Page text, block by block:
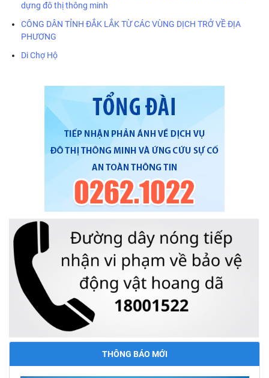
dựng đô thị thông minh
CÔNG DÂN TỈNH ĐẮK LẮK TỪ CÁC VÙNG DỊCH TRỞ VỀ ĐỊA
PHƯƠNG
Di Chợ Hộ
THÔNG BÁO MỚI